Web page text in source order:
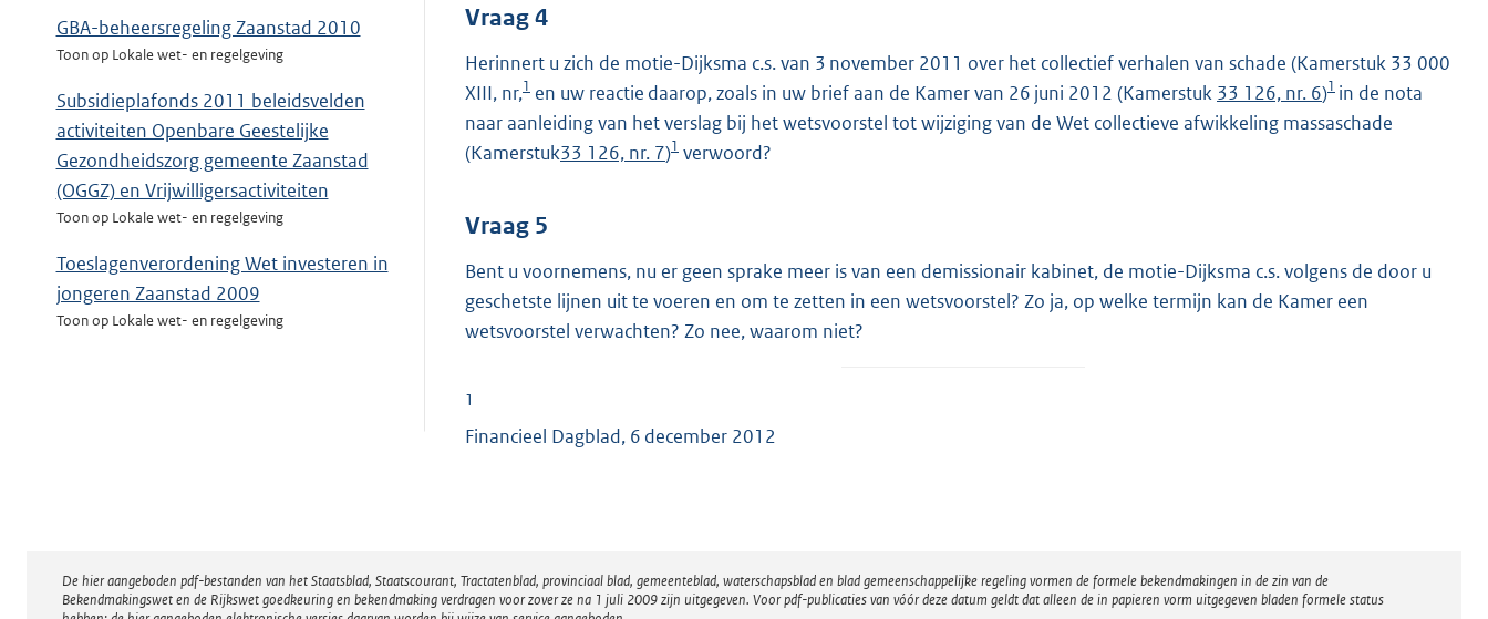
GBA-beheersregeling Zaanstad 2010
Toon op Lokale wet- en regelgeving
Subsidieplafonds 2011 beleidsvelden
activiteiten Openbare Geestelijke
Gezondheidszorg gemeente Zaanstad
(OGGZ) en Vrijwilligersactiviteiten
Toon op Lokale wet- en regelgeving
Toeslagenverordening Wet investeren in
jongeren Zaanstad 2009
Toon op Lokale wet- en regelgeving
Vraag 4
Herinnert u zich de motie-Dijksma c.s. van 3 november 2011 over het collectief verhalen van schade (Kamerstuk 33 000
XIII, nr,1 en uw reactie daarop, zoals in uw brief aan de Kamer van 26 juni 2012 (Kamerstuk 33 126, nr. 6)1 in de nota
naar aanleiding van het verslag bij het wetsvoorstel tot wijziging van de Wet collectieve afwikkeling massaschade
(Kamerstuk33 126, nr. 7)1 verwoord?
Vraag 5
Bent u voornemens, nu er geen sprake meer is van een demissionair kabinet, de motie-Dijksma c.s. volgens de door u
geschetste lijnen uit te voeren en om te zetten in een wetsvoorstel? Zo ja, op welke termijn kan de Kamer een
wetsvoorstel verwachten? Zo nee, waarom niet?
1
Financieel Dagblad, 6 december 2012
Disclaimer
De hier aangeboden pdf-bestanden van het Staatsblad, Staatscourant, Tractatenblad, provinciaal blad, gemeenteblad, waterschapsblad en blad gemeenschappelijke regeling vormen de formele bekendmakingen in de zin van de
Bekendmakingswet en de Rijkswet goedkeuring en bekendmaking verdragen voor zover ze na 1 juli 2009 zijn uitgegeven. Voor pdf-publicaties van vóór deze datum geldt dat alleen de in papieren vorm uitgegeven bladen formele status